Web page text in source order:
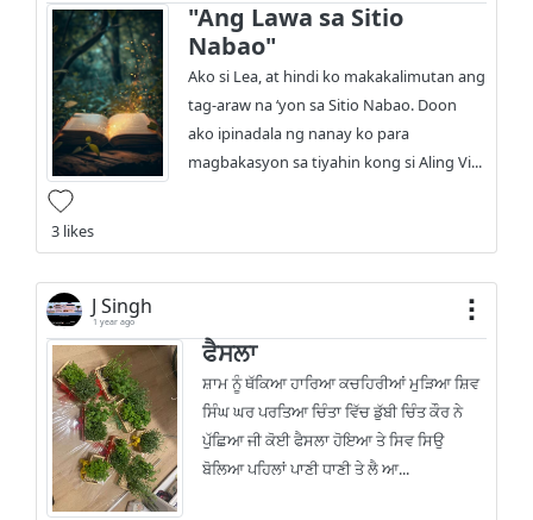
"Ang Lawa sa Sitio
Nabao"
Ako si Lea, at hindi ko makakalimutan ang
tag-araw na ‘yon sa Sitio Nabao. Doon
ako ipinadala ng nanay ko para
magbakasyon sa tiyahin kong si Aling Vi...
3 likes
J Singh
1 year ago
ਫੈਸਲਾ
ਸ਼ਾਮ ਨੂੰ ਥੱਕਿਆ ਹਾਰਿਆ ਕਚਹਿਰੀਆਂ ਮੁੜਿਆ ਸ਼ਿਵ
ਸਿੰਘ ਘਰ ਪਰਤਿਆ ਚਿੰਤਾ ਵਿੱਚ ਡੁੱਬੀ ਚਿੰਤ ਕੌਰ ਨੇ
ਪੁੱਛਿਆ ਜੀ ਕੋਈ ਫੈਸਲਾ ਹੋਇਆ ਤੇ ਸਿਵ ਸਿਉ
ਬੋਲਿਆ ਪਹਿਲਾਂ ਪਾਣੀ ਧਾਣੀ ਤੇ ਲੈ ਆ...